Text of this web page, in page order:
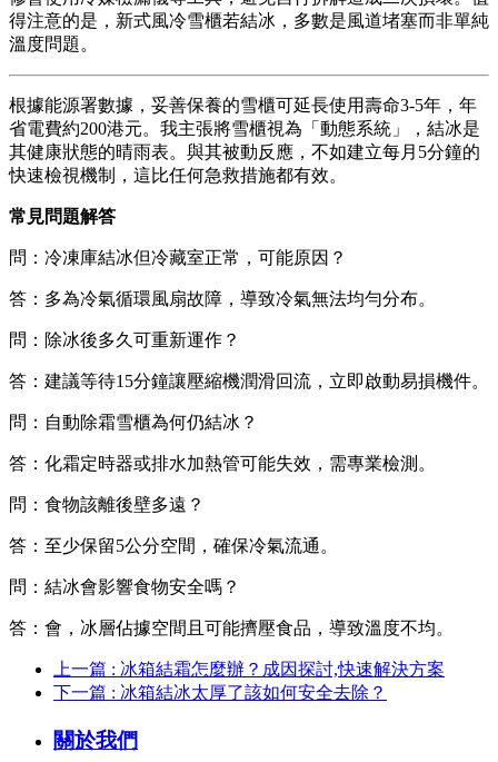
得注意的是，新式風冷雪櫃若結冰，多數是風道堵塞而非單純
溫度問題。
根據能源署數據，妥善保養的雪櫃可延長使用壽命3-5年，年
省電費約200港元。我主張將雪櫃視為「動態系統」，結冰是
其健康狀態的晴雨表。與其被動反應，不如建立每月5分鐘的
快速檢視機制，這比任何急救措施都有效。
常見問題解答
問：冷凍庫結冰但冷藏室正常，可能原因？
答：多為冷氣循環風扇故障，導致冷氣無法均勻分布。
問：除冰後多久可重新運作？
答：建議等待15分鐘讓壓縮機潤滑回流，立即啟動易損機件。
問：自動除霜雪櫃為何仍結冰？
答：化霜定時器或排水加熱管可能失效，需專業檢測。
問：食物該離後壁多遠？
答：至少保留5公分空間，確保冷氣流通。
問：結冰會影響食物安全嗎？
答：會，冰層佔據空間且可能擠壓食品，導致溫度不均。
上一篇 : 冰箱結霜怎麼辦？成因探討,快速解決方案
下一篇 : 冰箱結冰太厚了該如何安全去除？
關於我們